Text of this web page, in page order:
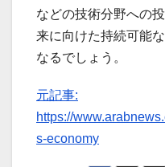
などの技術分野への
来に向けた持続可能
なるでしょう。
元記事:
https://
s-economy